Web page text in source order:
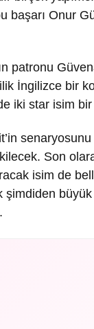
başarı Onur
patronu
İngilizce bir
iki star isim
senaryosunu
Son
isim de
şimdiden